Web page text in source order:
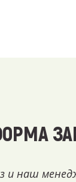
и наш